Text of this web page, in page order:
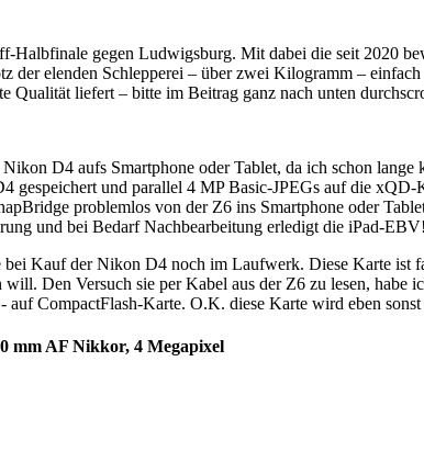
Halbfinale gegen Ludwigsburg. Mit dabei die seit 2020
der elenden Schlepperei – über zwei Kilogramm –
Qualität liefert – bitte im Beitrag ganz nach unten
D4 aufs Smartphone oder Tablet, da ich schon
gespeichert und parallel 4 MP Basic-JPEGs auf die
problemlos von der Z6 ins Smartphone oder
und bei Bedarf Nachbearbeitung erledigt die iPad-EBV!
Kauf der Nikon D4 noch im Laufwerk. Diese Karte ist
Den Versuch sie per Kabel aus der Z6 zu lesen,
CompactFlash-Karte. O.K. diese Karte wird eben
mm AF Nikkor, 4 Megapixel